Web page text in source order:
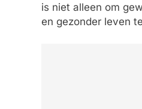
is niet alleen om
en gezonder leven